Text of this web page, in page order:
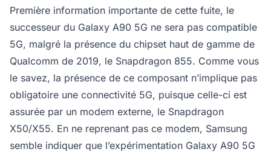
Première information importante de cette fuite, le
successeur du Galaxy A90 5G ne sera pas compatible
5G, malgré la présence du chipset haut de gamme de
Qualcomm de 2019, le Snapdragon 855. Comme vous
le savez, la présence de ce composant n’implique pas
obligatoire une connectivité 5G, puisque celle-ci est
assurée par un modem externe, le Snapdragon
X50/X55. En ne reprenant pas ce modem, Samsung
semble indiquer que l’expérimentation Galaxy A90 5G